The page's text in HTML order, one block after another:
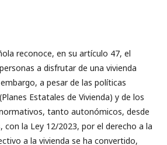
reconoce, en su artículo 47, el
a disfrutar de una vivienda
a pesar de las políticas
Estatales de Vivienda) y de los
tanto autonómicos, desde
con la Ley 12/2023, por el derecho a la
a la vivienda se ha convertido,